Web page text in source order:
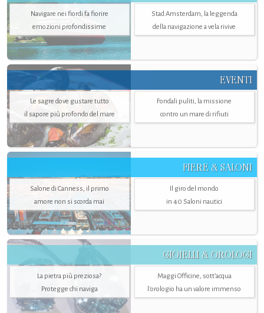
Navigare nei fiordi fa fiorire
emozioni profondissime
Stad Amsterdam, la leggenda
della navigazione a vela rivive
EVENTI
Le sagre dove gustare tutto
il sapore più profondo del mare
Fondali puliti, la missione
contro un mare di rifiuti
FIERE & SALONI
Salone di Canness, il primo
amore non si scorda mai
Il giro del mondo
in 40 Saloni nautici
GIOIELLI & OROLOGI
La pietra più preziosa?
Protegge chi naviga
Maggi Officine, sott’acqua
l'orologio ha un valore immenso